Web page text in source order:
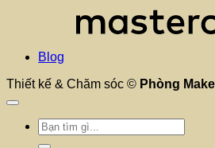
Blog
Thiết kế & Chăm sóc © Phòng
Tìm
kiếm: